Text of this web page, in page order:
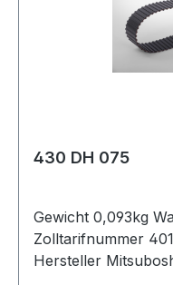
430 DH 075
Gewicht 0,093kg
Zolltarifnummer
Hersteller